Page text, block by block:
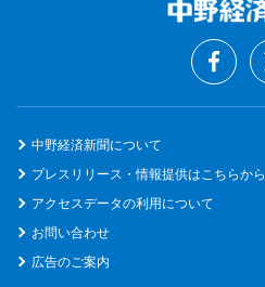
中野経済新聞について
プレスリリース・情報提供はこちらから
アクセスデータの利用について
お問い合わせ
広告のご案内